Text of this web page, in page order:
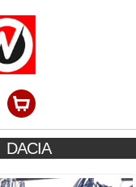
DACIA